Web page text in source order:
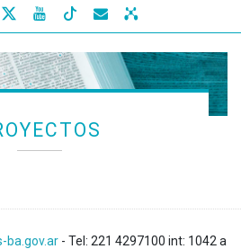
  
ba.gov.ar - Tel: 221 4297100 int: 1042 a